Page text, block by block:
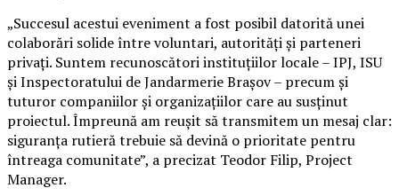
„Succesul acestui eveniment a fost posibil datorită unei
colaborări solide între voluntari, autorități și parteneri
privați. Suntem recunoscători instituțiilor locale – IPJ, ISU
și Inspectoratului de Jandarmerie Brașov – precum și
tuturor companiilor și organizațiilor care au susținut
proiectul. Împreună am reușit să transmitem un mesaj clar:
siguranța rutieră trebuie să devină o prioritate pentru
întreaga comunitate”, a precizat Teodor Filip, Project
Manager.